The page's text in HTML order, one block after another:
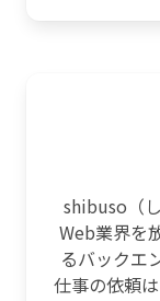
shibuso（
Web業界を
るバックエ
仕事の依頼は